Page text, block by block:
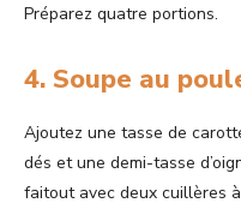
Préparez quatre portions.
4. Soupe au
Ajoutez une tasse de
dés et une demi-tasse
faitout avec deux cuillères à